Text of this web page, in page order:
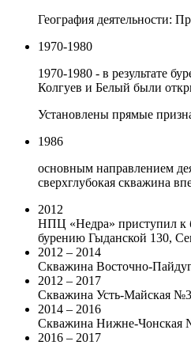
География деятельности:
1970-1980
1970-1980 - в результате
Колгуев и Белый были
Установлены прямые
1986
основным направлением
сверхглубокая скважина
2012
НПЦ «Недра» приступил к
бурению Гыданской 130,
2012 – 2014
Скважина Восточно-
2012 – 2017
Скважина Усть-Майская
2014 – 2016
Скважина Нижне-Чонская
2016 – 2017